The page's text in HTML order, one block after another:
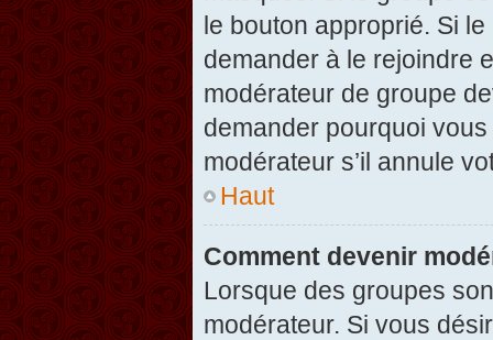
le bouton approprié. Si
demander à le rejoindre
modérateur de groupe
demander pourquoi
modérateur s’il annule
Haut
Comment devenir
Lorsque des groupes
modérateur. Si vous